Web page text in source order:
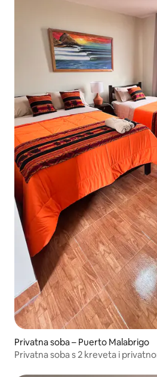
Privatna soba – Puerto Malabrigo
Privatna soba s 2 kreveta i